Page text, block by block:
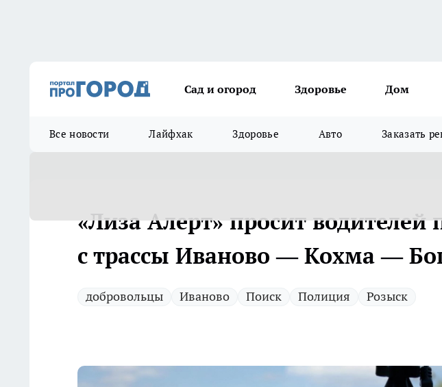
Сад и огород Здоровье Дом
Все новости Лайфхак Здоровье Авто Заказать
«Лиза Алерт» просит водителей
с трассы Иваново — Кохма —
добровольцы Иваново Поиск Полиция Розыск